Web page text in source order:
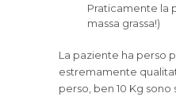
Praticamente la
massa grassa!)
La paziente ha perso
estremamente
perso, ben 10 Kg sono